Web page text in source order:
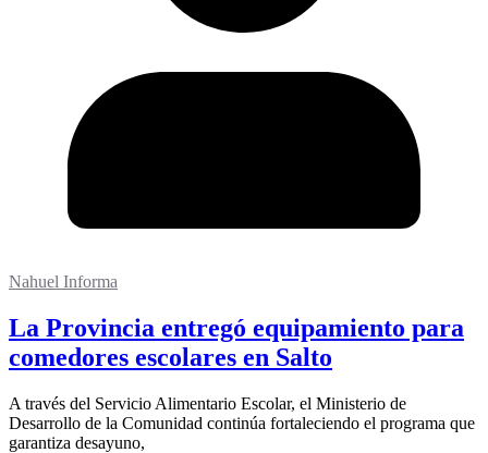
Nahuel Informa
La Provincia entregó equipamiento para
comedores escolares en Salto
A través del Servicio Alimentario Escolar, el Ministerio de
Desarrollo de la Comunidad continúa fortaleciendo el programa que
garantiza desayuno,